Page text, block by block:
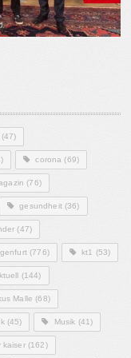
(47)
corona (69)
(76)
gesundheit(36)
(47)
(776) kt1 (53)
(144)
Malle (68)
(45) Musik (41)
kaiser(162)